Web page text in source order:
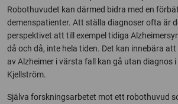
Robothuvudet kan därmed bidra med en
demenspatienter. Att ställa diagnoser ofta är
perspektivet att till exempel tidiga
då och då, inte hela tiden. Det kan innebära
av Alzheimer i värsta fall kan gå utan diagnos
Kjellström.
Själva forskningsarbetet mot ett robothuvud